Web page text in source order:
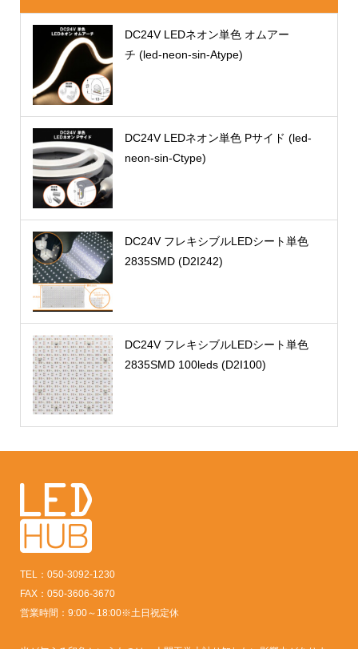
DC24V LEDネオン単色 オムアー
チ (led-neon-sin-Atype)
DC24V LEDネオン単色 Pサイド (led-
neon-sin-Ctype)
DC24V フレキシブルLEDシート単色
2835SMD (D2I242)
DC24V フレキシブルLEDシート単色
2835SMD 100leds (D2I100)
TEL：050-3092-1230
FAX：050-3606-3670
営業時間：9:00～18:00※土日祝定休